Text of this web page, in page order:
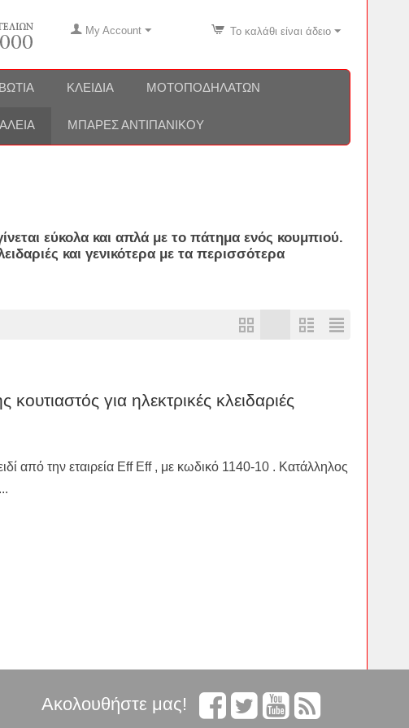
My Account Το καλάθι είναι άδειο
ΚΛΕΙΔΙΆ ΜΟΤΟΠΟΔΗΛΆΤΩΝ
ΜΠΆΡΕΣ ΑΝΤΙΠΑΝΙΚΟΎ
εύκολα και απλά με το πάτημα ενός κουμπιού.
και γενικότερα με τα περισσότερα
για ηλεκτρικές κλειδαριές
από την εταιρεία Eff Eff , με κωδικό 1140-10 . Κατάλληλος
Ακολουθήστε μας!